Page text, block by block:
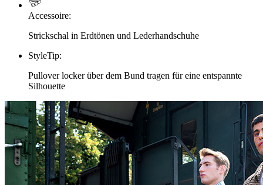
Accessoire:
Strickschal in Erdtönen und Lederhandschuhe
StyleTip:
Pullover locker über dem Bund tragen für eine entspannte
Silhouette